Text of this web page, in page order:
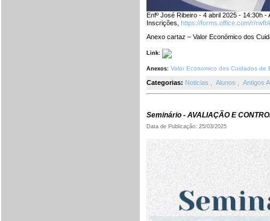
Enfº José Ribeiro - 4 abril 2025 - 14:30h
Inscrições, https://forms.office.com/r/
Anexo cartaz – Valor Económico dos
Link:
Anexos: Valor Economico dos Cuidados de
Categorias: Noticias , Alunos , Antigos
Seminário - AVALIAÇÃO E
Data de Publicação: 25/03/2025